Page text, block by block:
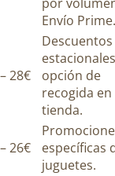
Envío Prime.
28€
Descuentos
opción de
recogida en
tienda.
26€
específicas
juguetes.